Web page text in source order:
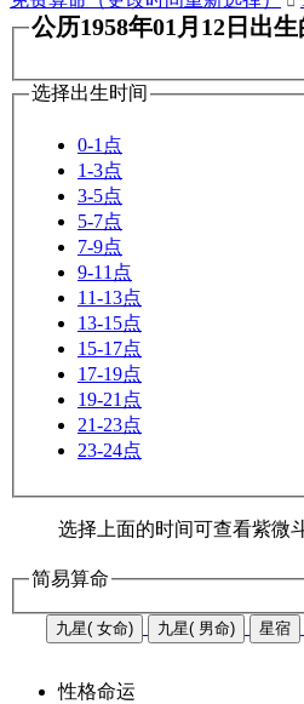
公历1958年01月12日出
选择出生时间
0-1点
1-3点
3-5点
5-7点
7-9点
9-11点
11-13点
13-15点
15-17点
17-19点
19-21点
21-23点
23-24点
选择上面的时间可查看紫微
简易算命
九星( 女命) 九星( 男命) 星宿
性格命运